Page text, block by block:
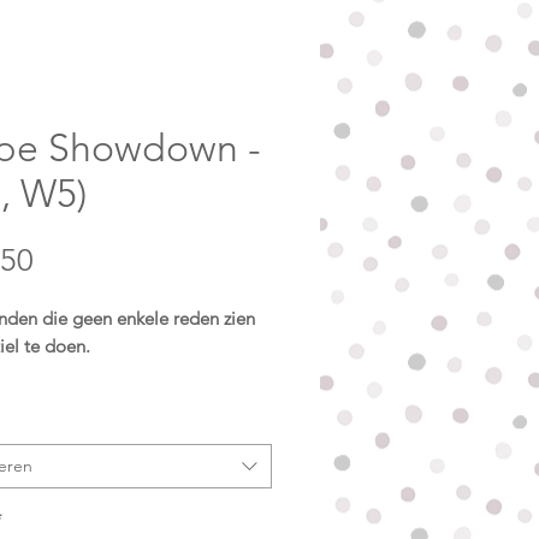
Showdown -
W5)
die geen enkele reden zien
te doen.
softshell die wind en regen
op afstand houdt, met een
fleecevoering die je hond
en comfortabel houdt. De